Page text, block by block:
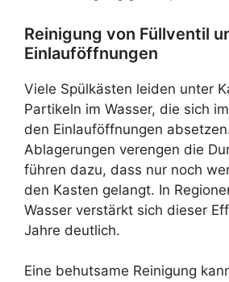
Reinigung von Füllventil
Einlauföffnungen
Viele Spülkästen leiden unter
Partikeln im Wasser, die sich
den Einlauföffnungen
Ablagerungen verengen die
führen dazu, dass nur noch
den Kasten gelangt. In
Wasser verstärkt sich dieser
Jahre deutlich.
Eine behutsame Reinigung